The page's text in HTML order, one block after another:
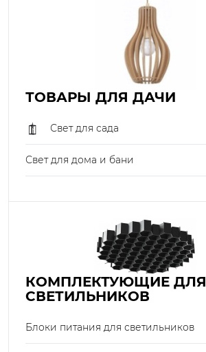
ТОВАРЫ ДЛЯ ДАЧИ
Свет для сада
Свет для дома и бани
КОМПЛЕКТУЮЩИЕ ДЛЯ
СВЕТИЛЬНИКОВ
Блоки питания для светильников